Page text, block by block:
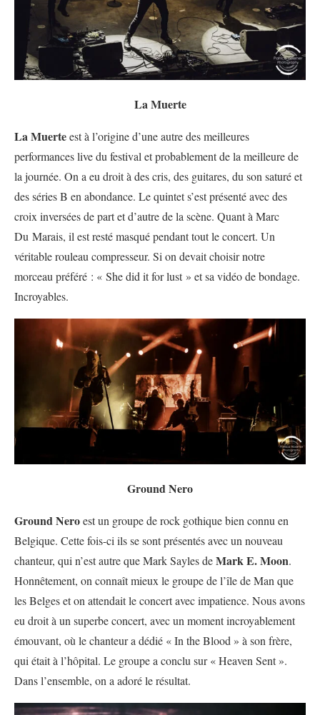
La Muerte
La Muerteest à l’origine d’une autre des meilleures
performances live du festival et probablement de la meilleure de
la journée. On a eu droit à des cris, des guitares, du son saturé et
des séries B en abondance. Le quintet s’est présenté avec des
croix inversées de part et d’autre de la scène. Quant à Marc
Du Marais, il est resté masqué pendant tout le concert. Un
véritable rouleau compresseur. Si on devait choisir notre
morceau préféré : « She did it for lust » et sa vidéo de bondage.
Incroyables.
Ground Nero
Ground Neroest un groupe de rock gothique bien connu en
Belgique. Cette fois-ci ils se sont présentés avec un nouveau
chanteur, qui n’est autre que Mark Sayles deMark E. Moon.
Honnêtement, on connaît mieux le groupe de l’île de Man que
les Belges et on attendait le concert avec impatience. Nous avons
eu droit à un superbe concert, avec un moment incroyablement
émouvant, où le chanteur a dédié « In the Blood » à son frère,
qui était à l’hôpital. Le groupe a conclu sur « Heaven Sent ».
Dans l’ensemble, on a adoré le résultat.